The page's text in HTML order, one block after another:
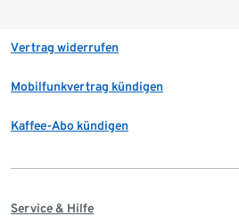
Vertrag widerrufen
Mobilfunkvertrag kündigen
Kaffee-Abo kündigen
Service & Hilfe